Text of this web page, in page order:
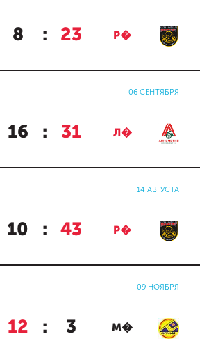
8 : 23 Р�
06 СЕНТЯБРЯ
16 : 31 Л�
14 АВГУСТА
10 : 43 Р�
09 НОЯБРЯ
12 : 3 М�